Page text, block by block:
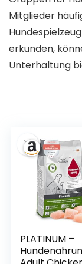
Mitglieder
erkunden,
Unterhaltung
PLATINUM –